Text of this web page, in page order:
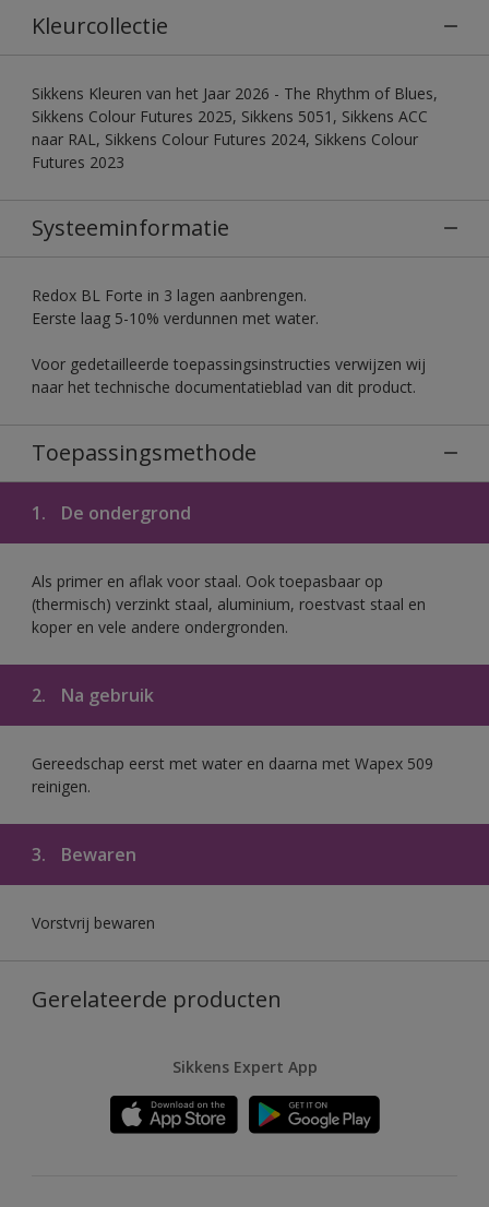
Kleurcollectie
Sikkens Kleuren van het Jaar 2026 - The Rhythm of Blues,
Sikkens Colour Futures 2025, Sikkens 5051, Sikkens ACC
naar RAL, Sikkens Colour Futures 2024, Sikkens Colour
Futures 2023
Systeeminformatie
Redox BL Forte in 3 lagen aanbrengen.
Eerste laag 5-10% verdunnen met water.
Voor gedetailleerde toepassingsinstructies verwijzen wij
naar het technische documentatieblad van dit product.
Toepassingsmethode
1. De ondergrond
Als primer en aflak voor staal. Ook toepasbaar op
(thermisch) verzinkt staal, aluminium, roestvast staal en
koper en vele andere ondergronden.
2. Na gebruik
Gereedschap eerst met water en daarna met Wapex 509
reinigen.
3. Bewaren
Vorstvrij bewaren
Gerelateerde producten
Sikkens Expert App